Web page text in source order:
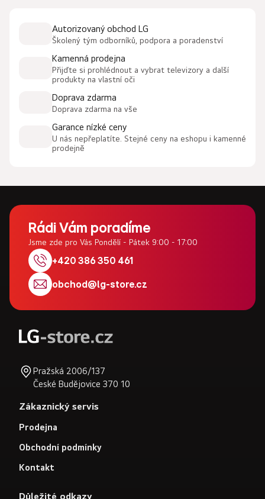
d
a
í
p
v
v
i
v
á
Autorizovaný obchod LG
Školený tým odborníků, podpora a poradenství
Kamenná prodejna
Přijďte si prohlédnout a vybrat televizory a další
produkty na vlastní oči
Doprava zdarma
Doprava zdarma na vše
Garance nízké ceny
U nás nepřeplatíte. Stejné ceny na eshopu i kamenné
prodejně
Rádi Vám poradíme
Jsme zde pro Vás Pondělí - Pátek 9:00 - 17:00
+420 386 350 461
obchod@lg-store.cz
Pražská 2006/137
České Budějovice 370 10
Zákaznický servis
Prodejna
Obchodní podmínky
Kontakt
Důležité odkazy